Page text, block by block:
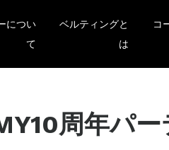
につい
て
ベルティングと
は
コ
周年パ